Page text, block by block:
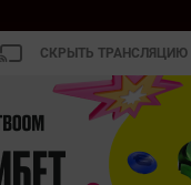
СКРЫТЬ ТРАНСЛЯЦИЮ